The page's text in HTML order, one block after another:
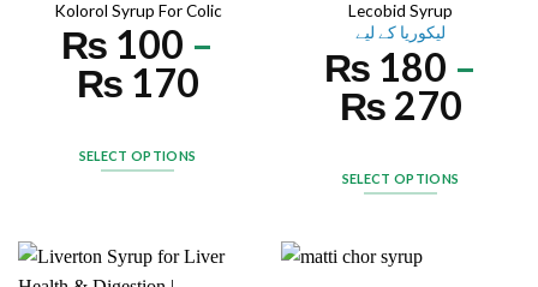
Kolorol Syrup For Colic
₨ 100 –
₨ 170
SELECT OPTIONS
Lecobid Syrup
لیکوریا کے لیے
₨ 180 –
₨ 270
SELECT OPTIONS